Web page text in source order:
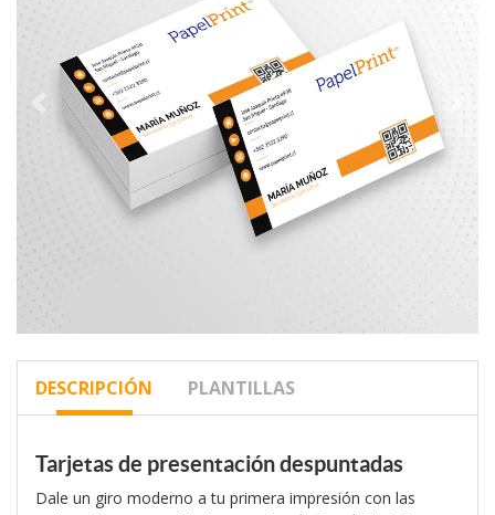
DESCRIPCIÓN PLANTILLAS
Tarjetas de presentación despuntadas
Dale un giro moderno a tu primera impresión con las